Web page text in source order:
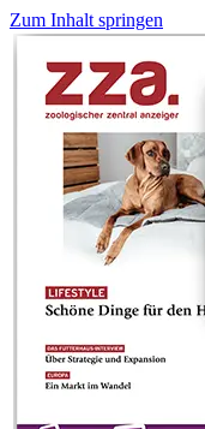
Zum Inhalt springen